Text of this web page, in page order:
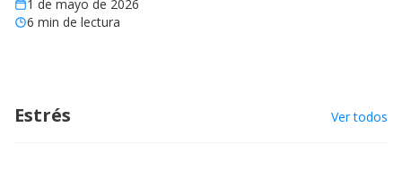
1 de mayo de 2026
6 min de lectura
Estrés Ver todos